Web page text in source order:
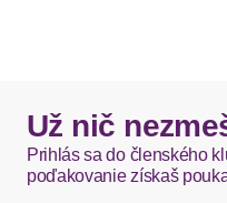
Už nič
Prihlás sa do členského
poďakovanie získaš